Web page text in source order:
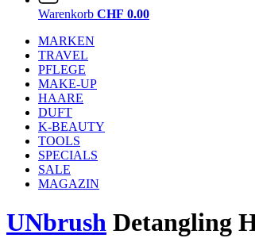
Warenkorb CHF 0.00
MARKEN
TRAVEL
PFLEGE
MAKE-UP
HAARE
DUFT
K-BEAUTY
TOOLS
SPECIALS
SALE
MAGAZIN
UNbrush Detangling